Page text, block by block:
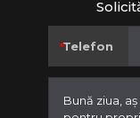
Telefon